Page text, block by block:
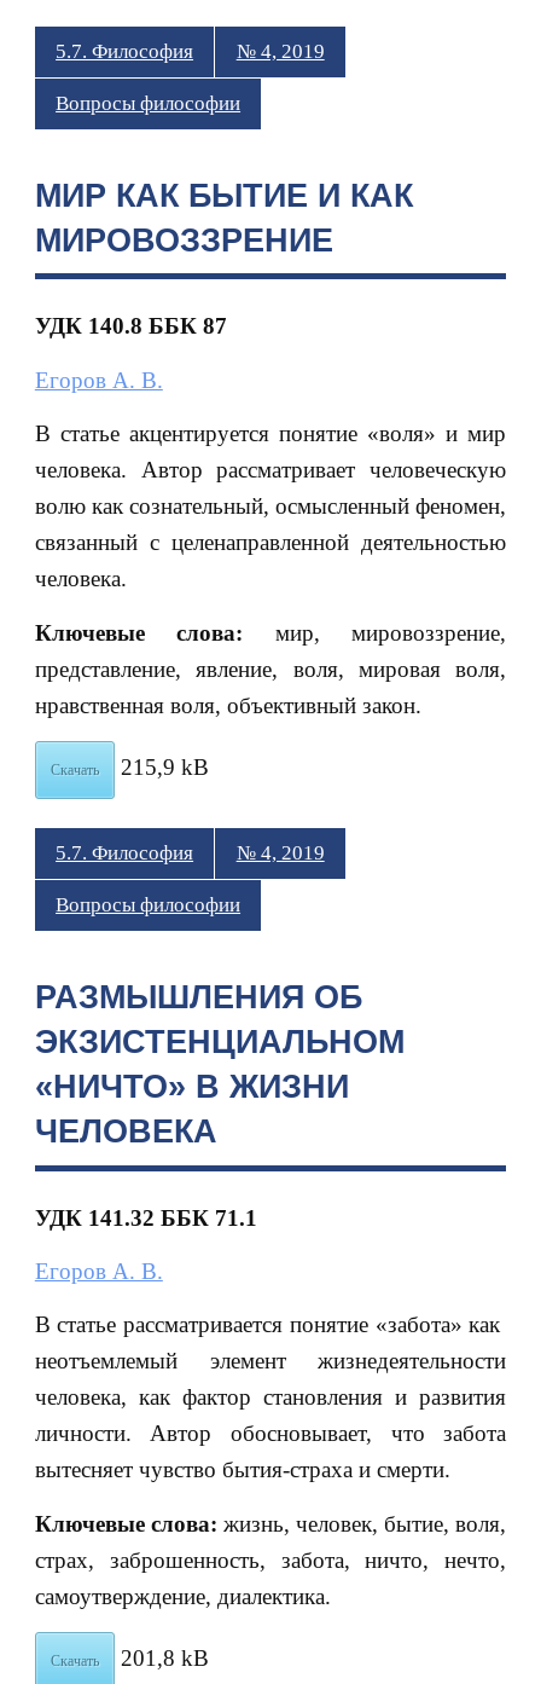
5.7. Философия № 4, 2019
Вопросы философии
МИР КАК БЫТИЕ И КАК
МИРОВОЗЗРЕНИЕ
УДК 140.8 ББК 87
Егоров А. В.
В статье акцентируется понятие «воля» и мир
человека. Автор рассматривает человеческую
волю как сознательный, осмысленный феномен,
связанный с целенаправленной деятельностью
человека.
Ключевые слова: мир, мировоззрение,
представление, явление, воля, мировая воля,
нравственная воля, объективный закон.
Скачать 215,9 kB
5.7. Философия № 4, 2019
Вопросы философии
РАЗМЫШЛЕНИЯ ОБ
ЭКЗИСТЕНЦИАЛЬНОМ
«НИЧТО» В ЖИЗНИ
ЧЕЛОВЕКА
УДК 141.32 ББК 71.1
Егоров А. В.
В статье рассматривается понятие «забота» как
неотъемлемый элемент жизнедеятельности
человека, как фактор становления и развития
личности. Автор обосновывает, что забота
вытесняет чувство бытия-страха и смерти.
Ключевые слова: жизнь, человек, бытие, воля,
страх, заброшенность, забота, ничто, нечто,
самоутверждение, диалектика.
Скачать 201,8 kB